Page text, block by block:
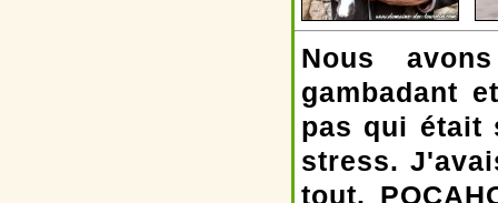
Nous
gambadant
pas qui était
stress.
tout.